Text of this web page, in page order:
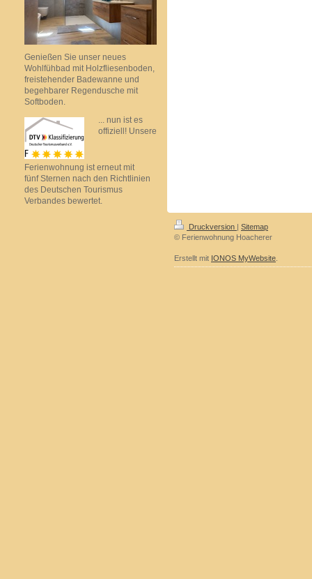
Genießen Sie unser neues
Wohlfühbad mit Holzfliesenboden,
freistehender Badewanne und
begehbarer Regendusche mit
Softboden.
... nun ist es
offiziell! Unsere
Ferienwohnung ist erneut mit
fünf Sternen nach den Richtlinien
des Deutschen Tourismus
Verbandes bewertet.
Druckversion | Sitemap
© Ferienwohnung Hoacherer
Erstellt mit IONOS MyWebsite